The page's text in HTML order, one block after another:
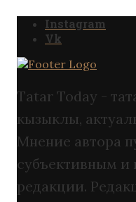
Instagram
Vk
Tatar Today -
кызыклы,
Мнение автора
субъективным и
редакции.